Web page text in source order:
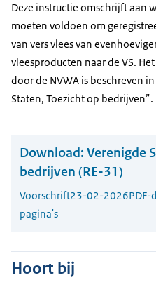
Deze instructie omschrijft aan
moeten voldoen om
van vers vlees van
vleesproducten naar de VS.
door de NVWA is beschreven
Staten, Toezicht op bedrijven”.
Download: Verenigde
bedrijven (RE-31)
Voorschrift23-02-2026
pagina's
Hoort bij